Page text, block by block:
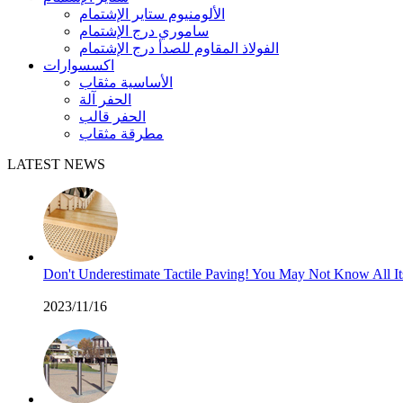
الألومنيوم ستاير الإشتمام
ساموري درج الإشتمام
الفولاذ المقاوم للصدأ درج الإشتمام
اكسسوارات
الأساسية مثقاب
الحفر آلة
الحفر قالب
مطرقة مثقاب
LATEST NEWS
Don't Underestimate Tactile Paving! You May Not Know All
2023/11/16